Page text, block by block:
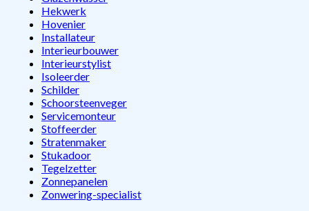
Hekwerk
Hovenier
Installateur
Interieurbouwer
Interieurstylist
Isoleerder
Schilder
Schoorsteenveger
Servicemonteur
Stoffeerder
Stratenmaker
Stukadoor
Tegelzetter
Zonnepanelen
Zonwering-specialist